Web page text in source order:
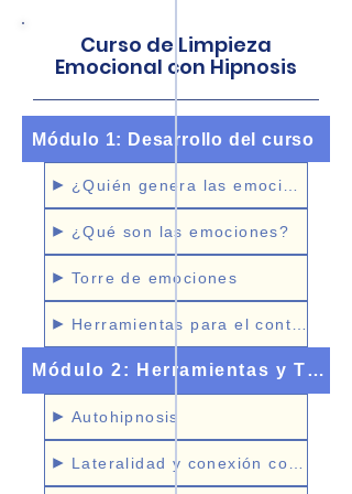
Curso de Limpieza
Emocional con Hipnosis
Módulo 1: Desarrollo del curso
¿Qué son las emociones?
Torre de emociones
Módulo 2: Herramientas y
Autohipnosis